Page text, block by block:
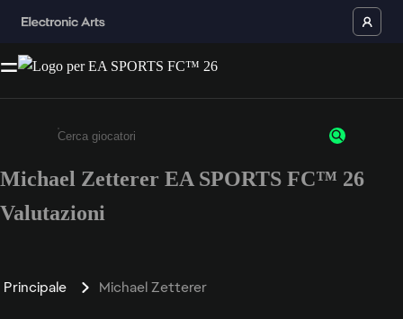
Inserisci un minimo di 3 caratteri o numeri.
Michael Zetterer EA SPORTS FC™ 26
Valutazioni
Principale Michael Zetterer